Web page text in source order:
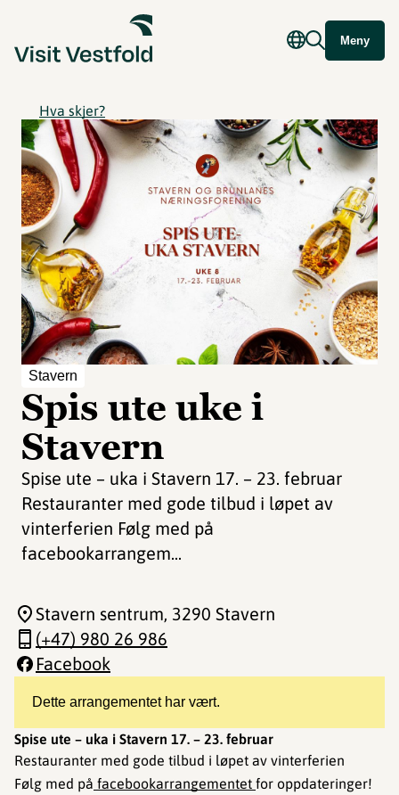
Meny
Hva skjer?
Stavern
Spis ute uke i
Stavern
Spise ute – uka i Stavern 17. – 23. februar
Restauranter med gode tilbud i løpet av
vinterferien Følg med på
facebookarrangem...
Dette arrangementet har vært.
Spise ute – uka i Stavern 17. – 23. februar
Restauranter med gode tilbud i løpet av vinterferien
Følg med på facebookarrangementet for oppdateringer!
Stavern sentrum, 3290 Stavern
(+47) 980 26 986
Facebook